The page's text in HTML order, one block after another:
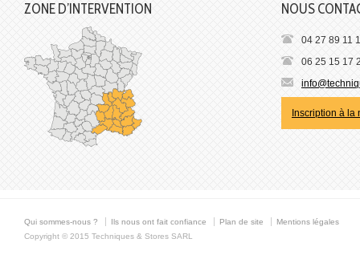
ZONE D’INTERVENTION NOUS
04 27 89 11
06 25 15 17
Inscription à la
Qui sommes-nous ? Ils nous ont fait confiance Plan de site
Mentions légales
Copyright © 2015 Techniques & Stores SARL